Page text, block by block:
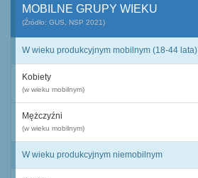
MOBILNE GRUPY WIEKU
(Źródło: GUS, NSP 2021)
W wieku produkcyjnym mobilnym (18-44 lata)
Kobiety
(w wieku mobilnym)
Mężczyźni
(w wieku mobilnym)
W wieku produkcyjnym niemobilnym